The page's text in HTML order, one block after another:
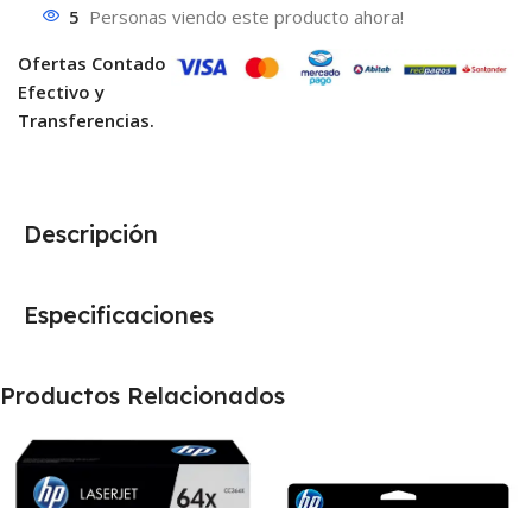
5 Personas viendo este producto ahora!
Ofertas Contado
Efectivo y
Transferencias.
Descripción
Especificaciones
Productos Relacionados